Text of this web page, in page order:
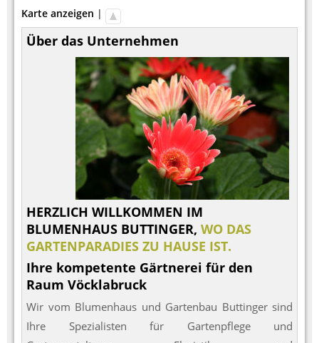
Karte anzeigen |
Über das Unternehmen
HERZLICH WILLKOMMEN IM
BLUMENHAUS BUTTINGER, WO DAS
GARTENPARADIES ZU HAUSE IST.
Ihre kompetente Gärtnerei für den
Raum Vöcklabruck
Wir vom Blumenhaus und Gartenbau Buttinger sind
Ihre Spezialisten für Gartenpflege und